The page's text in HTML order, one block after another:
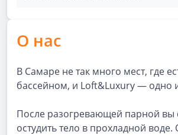
О нас
В Самаре не так много мест, где
бассейном, и Loft&Luxury — одно
После разогревающей парной вы
остудить тело в прохладной